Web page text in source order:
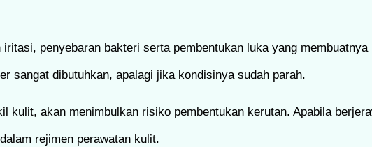
penyebaran bakteri serta pembentukan luka yang
sangat dibutuhkan, apalagi jika kondisinya sudah parah.
kulit, akan menimbulkan risiko pembentukan kerutan. Apabila
rejimen perawatan kulit.